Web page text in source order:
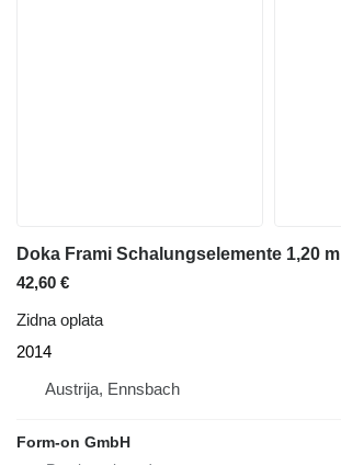
Doka Frami Schalungselemente 1,20 m
42,60 €
Zidna oplata
2014
Austrija, Ennsbach
Form-on GmbH